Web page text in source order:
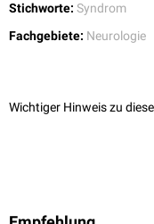
Stichworte: Syndrom
Fachgebiete: Neurologie
Wichtiger Hinweis zu